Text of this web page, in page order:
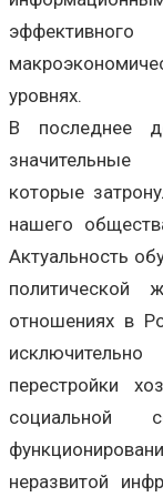
уровнях.
В последнее
значительные
которые
нашего
Актуальность
политической
отношениях в
перестройки
неразвитой